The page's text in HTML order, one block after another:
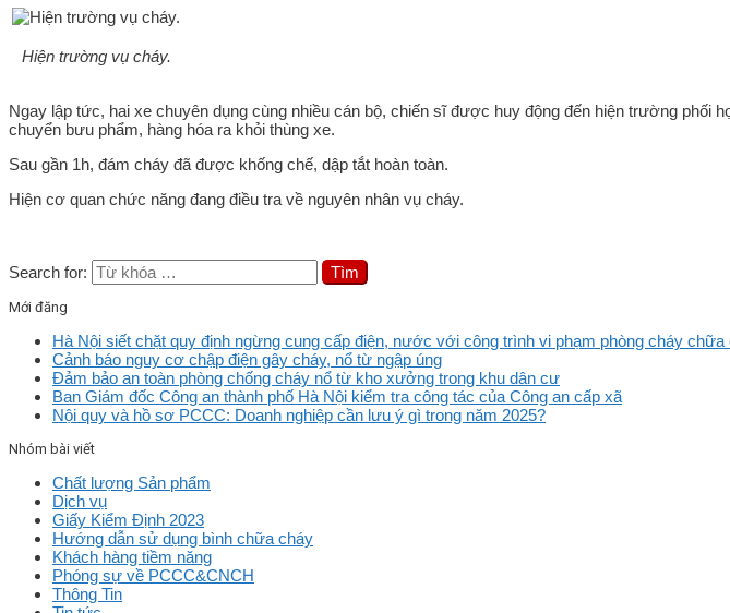
Hiện trường vụ cháy.
Ngay lập tức, hai xe chuyên dụng cùng nhiều cán bộ, chiến sĩ được huy động đến hiện trường
chuyển bưu phẩm, hàng hóa ra khỏi thùng xe.
Sau gần 1h, đám cháy đã được khống chế, dập tắt hoàn toàn.
Hiện cơ quan chức năng đang điều tra về nguyên nhân vụ cháy.
Search for:
Mới đăng
Hà Nội siết chặt quy định ngừng cung cấp điện, nước với công trình vi phạm phòng cháy chữa
Cảnh báo nguy cơ chập điện gây cháy, nổ từ ngập úng
Đảm bảo an toàn phòng chống cháy nổ từ kho xưởng trong khu dân cư
Ban Giám đốc Công an thành phố Hà Nội kiểm tra công tác của Công an cấp xã
Nội quy và hồ sơ PCCC: Doanh nghiệp cần lưu ý gì trong năm 2025?
Nhóm bài viết
Chất lượng Sản phẩm
Dịch vụ
Giấy Kiểm Định 2023
Hướng dẫn sử dụng bình chữa cháy
Khách hàng tiềm năng
Phóng sự về PCCC&CNCH
Thông Tin